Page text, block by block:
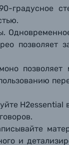
градусное
позволяет
позволяет
H2essential
и